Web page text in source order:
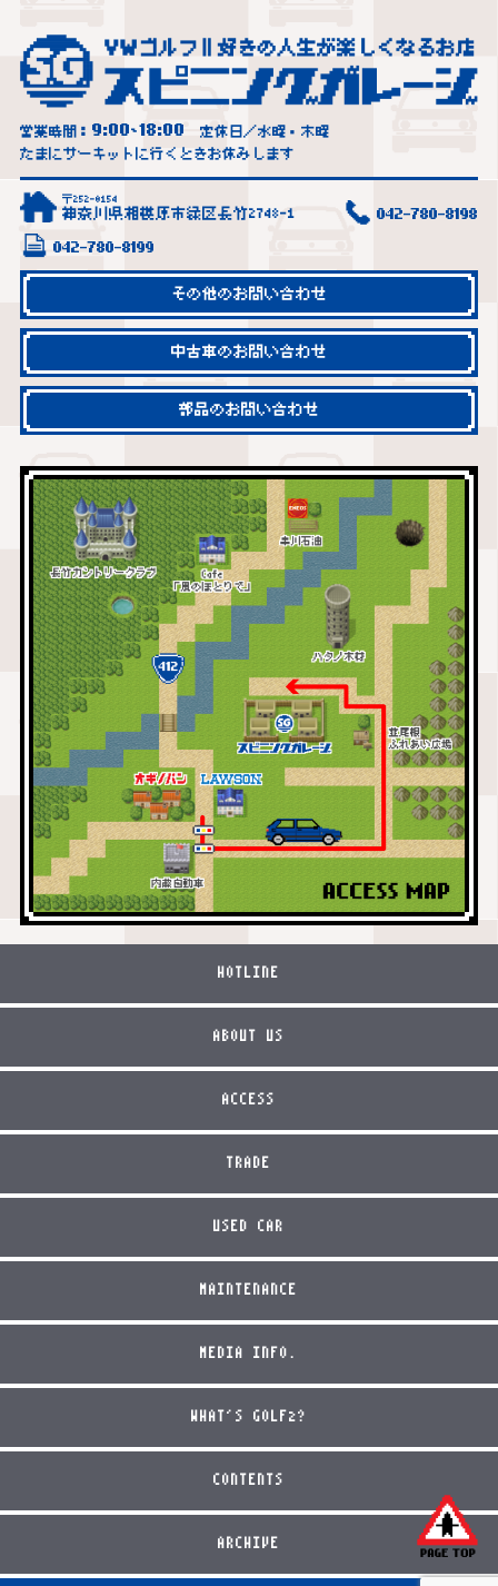
営業時間： 9:00~18:00
定休日／水曜・木曜
たまにサーキットに行くときお休みします
〒252-0154
神奈川県相模原市緑区長竹2748-1 042-780-8198
042-780-8199
その他のお問い合わせ
中古車のお問い合わせ
部品のお問い合わせ
HOTLINE
ABOUT US
ACCESS
TRADE
USED CAR
MAINTENANCE
MEDIA INFO.
WHAT'S GOLF2?
CONTENTS
ARCHIVE